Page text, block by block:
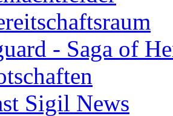
- Saga of
Sigil News